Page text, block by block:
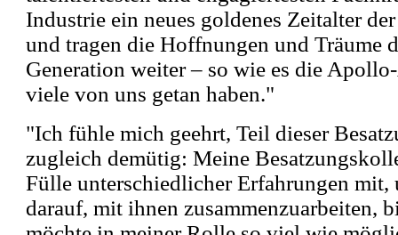
Industrie ein neues goldenes Zeitalter
und tragen die Hoffnungen und Träume
Generation weiter – so wie es die
viele von uns getan haben."
"Ich fühle mich geehrt, Teil dieser
zugleich demütig: Meine
Fülle unterschiedlicher Erfahrungen mit,
darauf, mit ihnen zusammenzuarbeiten,